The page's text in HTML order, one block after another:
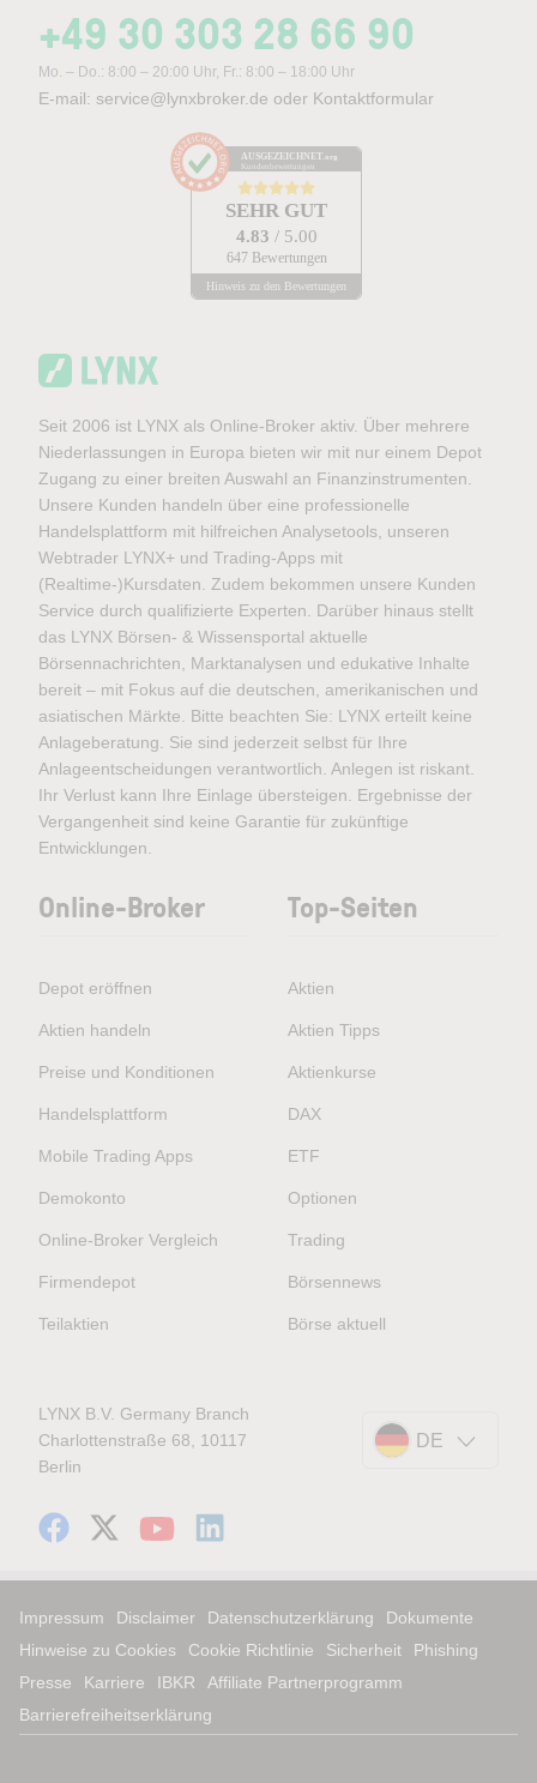
+49 30 303 28 66 90
Mo. – Do.: 8:00 – 20:00 Uhr, Fr.: 8:00 – 18:00 Uhr
E-mail: service@lynxbroker.de oder Kontaktformular
AUSGEZEICHNET .org
Kundenbewertungen
SEHR GUT
4.83 / 5.00
647 Bewertungen
Hinweis zu den Bewertungen
Seit 2006 ist LYNX als Online-Broker aktiv. Über mehrere
Niederlassungen in Europa bieten wir mit nur einem Depot
Zugang zu einer breiten Auswahl an Finanzinstrumenten.
Unsere Kunden handeln über eine professionelle
Handelsplattform mit hilfreichen Analysetools, unseren
Webtrader LYNX+ und Trading-Apps mit
(Realtime-)Kursdaten. Zudem bekommen unsere Kunden
Service durch qualifizierte Experten. Darüber hinaus stellt
das LYNX Börsen- & Wissensportal aktuelle
Börsennachrichten, Marktanalysen und edukative Inhalte
bereit – mit Fokus auf die deutschen, amerikanischen und
asiatischen Märkte. Bitte beachten Sie: LYNX erteilt keine
Anlageberatung. Sie sind jederzeit selbst für Ihre
Anlageentscheidungen verantwortlich. Anlegen ist riskant.
Ihr Verlust kann Ihre Einlage übersteigen. Ergebnisse der
Vergangenheit sind keine Garantie für zukünftige
Entwicklungen.
Online-Broker
Depot eröffnen
Aktien handeln
Preise und Konditionen
Handelsplattform
Mobile Trading Apps
Demokonto
Online-Broker Vergleich
Firmendepot
Teilaktien
Top-Seiten
Aktien
Aktien Tipps
Aktienkurse
DAX
ETF
Optionen
Trading
Börsennews
Börse aktuell
LYNX B.V. Germany Branch
Charlottenstraße 68, 10117
Berlin
DE
Impressum Disclaimer Datenschutzerklärung
Dokumente
Hinweise zu Cookies
Cookie Richtlinie Sicherheit
Phishing
Presse
Karriere IBKR
Affiliate Partnerprogramm
Barrierefreiheitserklärung